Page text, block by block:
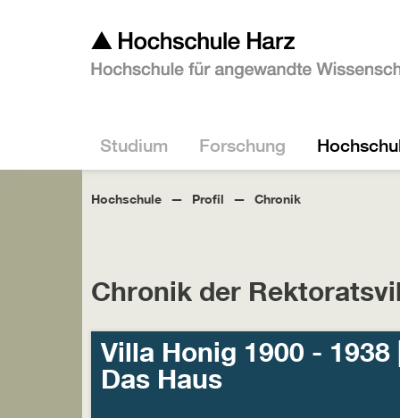
Studium Forschung
Hochschule Profil Chronik
Chronik der
Villa Honig 1900 - 1938
Das Haus